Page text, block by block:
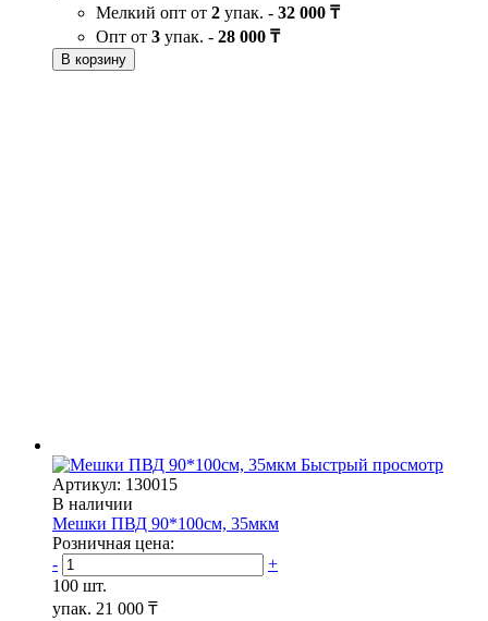
Мелкий опт от 2 упак. - 32 000 ₸
Опт от 3 упак. - 28 000 ₸
В корзину
Быстрый просмотр
Артикул: 130015
В наличии
Мешки ПВД 90*100см, 35мкм
Розничная цена:
-
+
100 шт.
упак. 21 000 ₸